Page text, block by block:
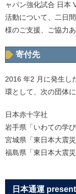
ャパン強化試合 日本
活動について、二日
様のご支援、ご協力
寄付先
2016 年2 月に発生し
環として、次の団体に
日本赤十字社
岩手県「いわての学び
宮城県「東日本大震
福島県「東日本大震
日本通運